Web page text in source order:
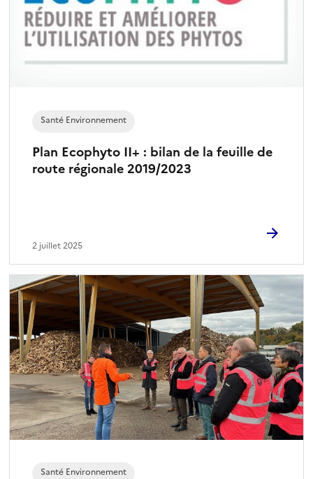
Plan Ecophyto II+ : bilan de la feuille de
route régionale 2019/2023
Santé Environnement
2 juillet 2025
Santé Environnement